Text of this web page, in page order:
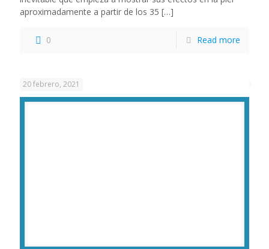
aproximadamente a partir de los 35 […]
0 Read more
20 febrero, 2021